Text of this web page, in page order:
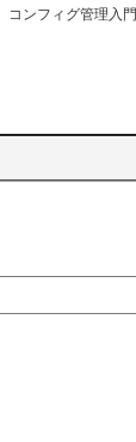
コンフィグ管理入門